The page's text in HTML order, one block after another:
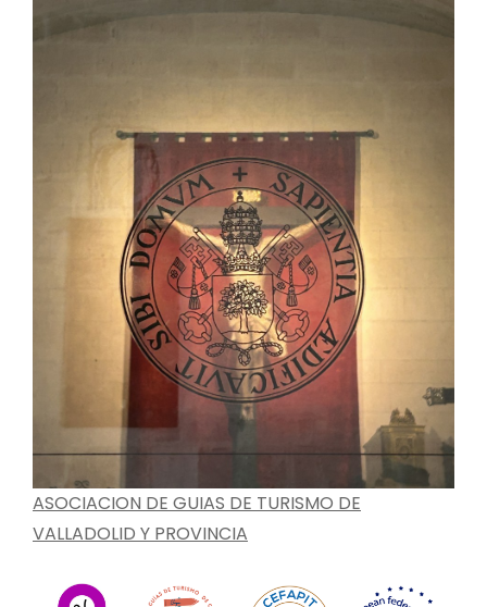
ASOCIACION DE GUIAS DE TURISMO DE
VALLADOLID Y PROVINCIA